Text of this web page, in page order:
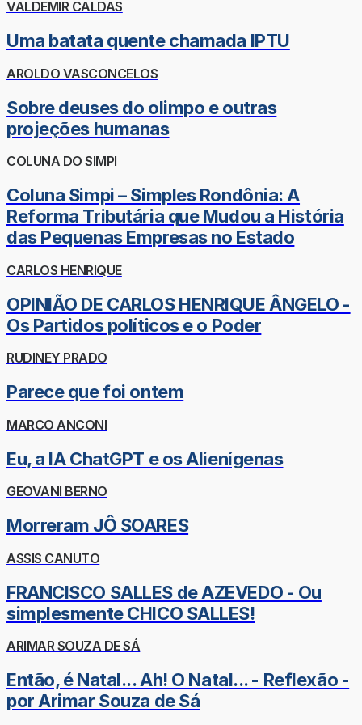
VALDEMIR CALDAS
Uma batata quente chamada IPTU
AROLDO VASCONCELOS
Sobre deuses do olimpo e outras
projeções humanas
COLUNA DO SIMPI
Coluna Simpi – Simples Rondônia: A
Reforma Tributária que Mudou a História
das Pequenas Empresas no Estado
CARLOS HENRIQUE
OPINIÃO DE CARLOS HENRIQUE ÂNGELO -
Os Partidos políticos e o Poder
RUDINEY PRADO
Parece que foi ontem
MARCO ANCONI
Eu, a IA ChatGPT e os Alienígenas
GEOVANI BERNO
Morreram JÔ SOARES
ASSIS CANUTO
FRANCISCO SALLES de AZEVEDO - Ou
simplesmente CHICO SALLES!
ARIMAR SOUZA DE SÁ
Então, é Natal... Ah! O Natal... - Reflexão -
por Arimar Souza de Sá